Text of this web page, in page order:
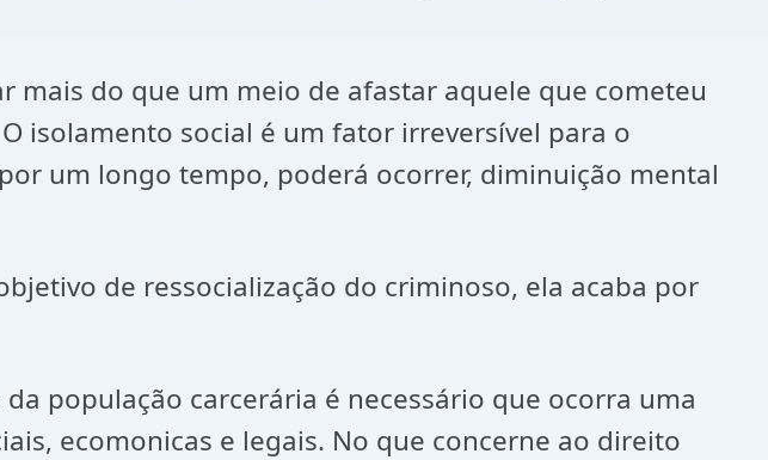
mais do que um meio de afastar aquele que cometeu
isolamento social é um fator irreversível para o
um longo tempo, poderá ocorrer, diminuição mental
de ressocialização do criminoso, ela acaba por
população carcerária é necessário que ocorra uma
ecomonicas e legais. No que concerne ao direito